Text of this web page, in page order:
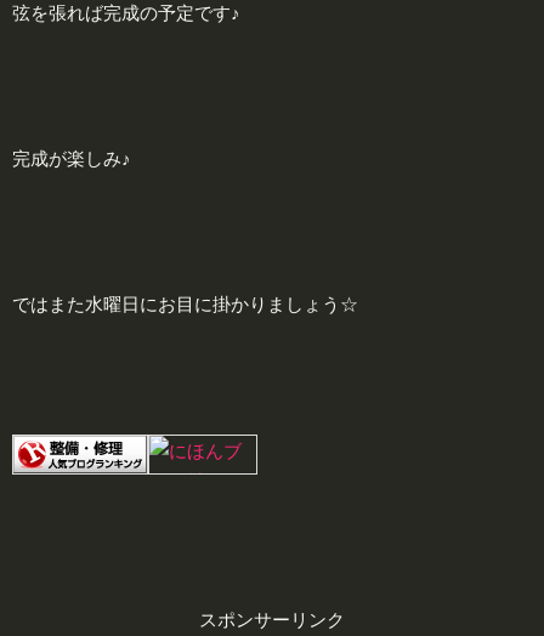
弦を張れば完成の予定です♪
完成が楽しみ♪
ではまた水曜日にお目に掛かりましょう☆
スポンサーリンク